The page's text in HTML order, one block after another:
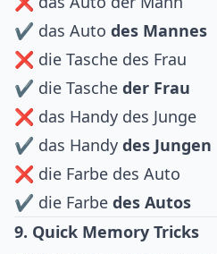
✔ das Auto des Mannes
❌ die Tasche des Frau
✔ die Tasche der Frau
❌ das Handy des Junge
✔ das Handy des Jungen
❌ die Farbe des Auto
✔ die Farbe des Autos
9. Quick Memory Tricks